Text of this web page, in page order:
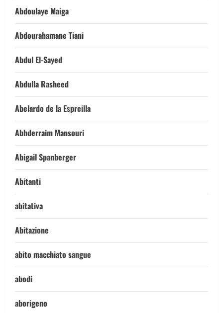
Abdoulaye Maiga
Abdourahamane Tiani
Abdul El-Sayed
Abdulla Rasheed
Abelardo de la Espreilla
Abhderraim Mansouri
Abigail Spanberger
Abitanti
abitativa
Abitazione
abito macchiato sangue
abodi
aborigeno